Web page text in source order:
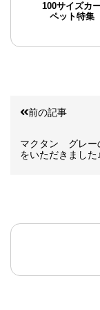
100サイズカ
ペット特集
前の記事
マクタン グレー
をいただきました